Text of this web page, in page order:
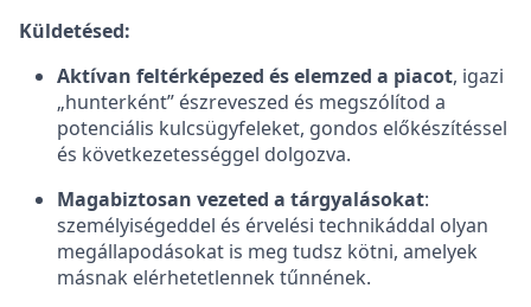
Küldetésed:
Aktívan feltérképezed és elemzed a piacot, igazi
„hunterként” észreveszed és megszólítod a
potenciális kulcsügyfeleket, gondos előkészítéssel
és következetességgel dolgozva.
Magabiztosan vezeted a tárgyalásokat:
személyiségeddel és érvelési technikáddal olyan
megállapodásokat is meg tudsz kötni, amelyek
másnak elérhetetlennek tűnnének.